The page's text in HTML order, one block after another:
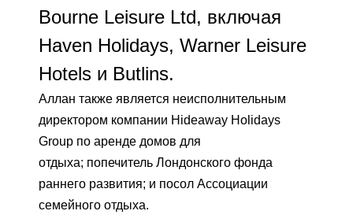
Bourne Leisure Ltd, включая
Haven Holidays, Warner Leisure
Hotels и Butlins.
Аллан также является неисполнительным
директором компании Hideaway Holidays
Group по аренде домов для
отдыха; попечитель Лондонского фонда
раннего развития; и посол Ассоциации
семейного отдыха.